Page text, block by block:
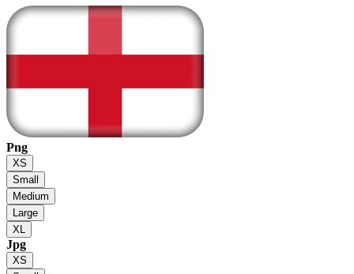
Png
XS
Small
Medium
Large
XL
Jpg
XS